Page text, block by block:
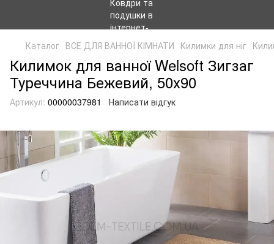
Каталог ВСЕ ДЛЯ ВАННОЇ КІМНАТИ Килимки для ніг
Килимок для ванної Welsoft Зигзаг
Туреччина Бежевий, 50х90
Артикул: 00000037981 Написати відгук